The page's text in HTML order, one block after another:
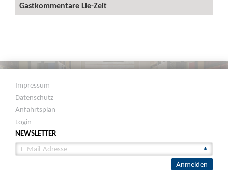
Gastkommentare Lie-Zeit
Impressum
Datenschutz
Anfahrtsplan
Login
NEWSLETTER